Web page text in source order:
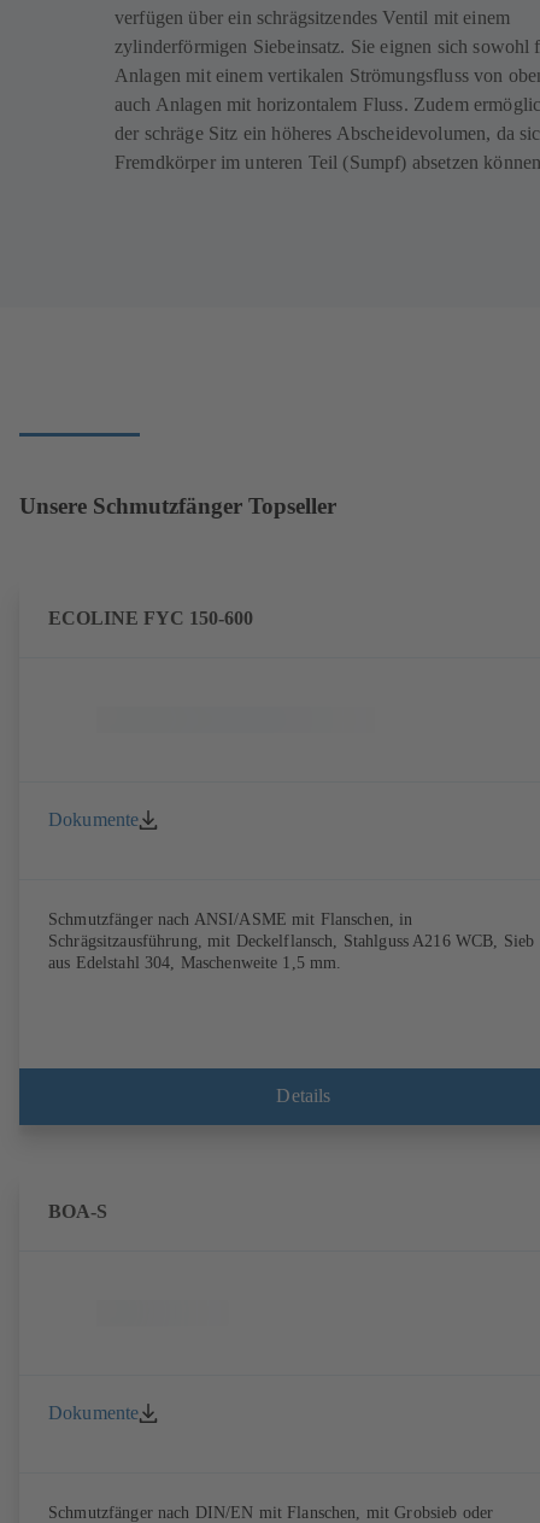
verfügen über ein schrägsitzendes Ventil mit einem
zylinderförmigen Siebeinsatz. Sie eignen sich sowohl
Anlagen mit einem vertikalen Strömungsfluss von
auch Anlagen mit horizontalem Fluss. Zudem
der schräge Sitz ein höheres Abscheidevolumen, da
Fremdkörper im unteren Teil (Sumpf) absetzen
Unsere Schmutzfänger Topseller
ECOLINE FYC 150-600
Dokumente
Schmutzfänger nach ANSI/ASME mit Flanschen, in
Schrägsitzausführung, mit Deckelflansch, Stahlguss A216 WCB, Sieb
aus Edelstahl 304, Maschenweite 1,5 mm.
Details
BOA-S
Dokumente
Schmutzfänger nach DIN/EN mit Flanschen, mit Grobsieb oder